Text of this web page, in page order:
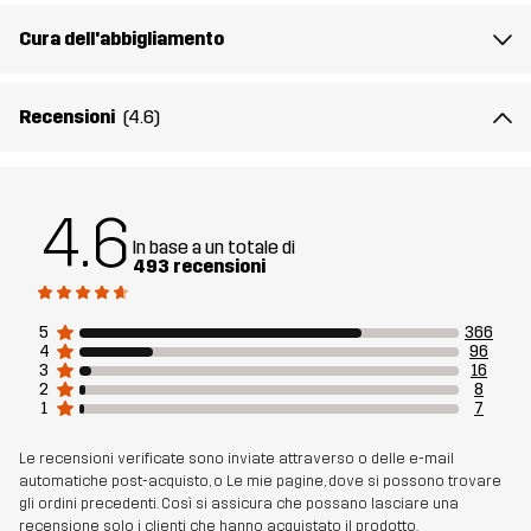
Realizzato per
articolo
Cura dell'abbigliamento
Recensioni (4.6)
4.6 In base a un totale di
493 recensioni
5
366
4
96
3
16
2
8
1
7
Le recensioni verificate sono inviate attraverso o delle e-mail
automatiche post-acquisto, o Le mie pagine, dove si possono trovare
gli ordini precedenti. Così si assicura che possano lasciare una
recensione solo i clienti che hanno acquistato il prodotto.